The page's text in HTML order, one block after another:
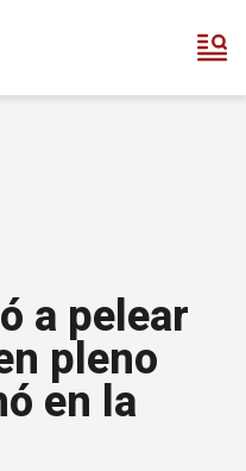
a pelear
pleno
en la